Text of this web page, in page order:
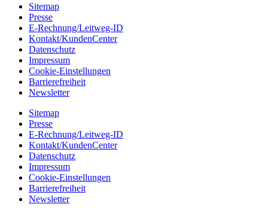
Sitemap
Presse
E-Rechnung/Leitweg-ID
Kontakt/KundenCenter
Datenschutz
Impressum
Cookie-Einstellungen
Barrierefreiheit
Newsletter
Sitemap
Presse
E-Rechnung/Leitweg-ID
Kontakt/KundenCenter
Datenschutz
Impressum
Cookie-Einstellungen
Barrierefreiheit
Newsletter